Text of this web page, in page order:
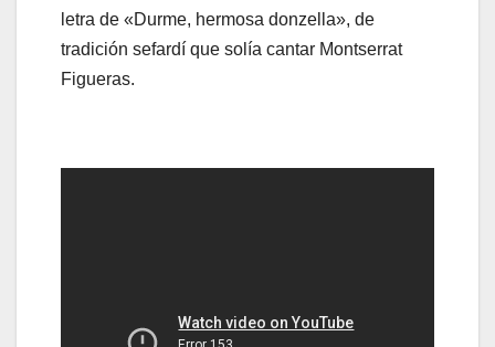
letra de «Durme, hermosa donzella», de
tradición sefardí que solía cantar Montserrat
Figueras.